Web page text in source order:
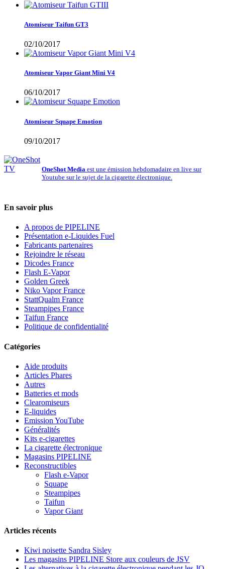
Atomiseur Taifun GT3
02/10/2017
Atomiseur Vapor Giant Mini V4
06/10/2017
Atomiseur Squape Emotion
09/10/2017
OneShot Media est une émission hebdomadaire en live sur
Youtube sur le sujet de la cigarette électronique.
En savoir plus
A propos de PIPELINE
Présentation e-Liquides Fuel
Fabricants partenaires
Rejoindre le réseau
Dicodes France
Flash E-Vapor
Golden Greek
Niko Vapor France
StattQualm France
Steampipes France
Taifun France
Politique de confidentialité
Catégories
Aide produits
Articles Phares
Autres
Batteries et mods
Clearomiseurs
E-liquides
Emission YouTube
Généralités
Kits e-cigarettes
La cigarette électronique
Magasins PIPELINE
Reconstructibles
Flash e-Vapor
Squape
Steampipes
Taifun
Vapor Giant
Articles récents
Kiwi noisette Sandra Sisley
Les magasins PIPELINE Store aux couleurs de JSV